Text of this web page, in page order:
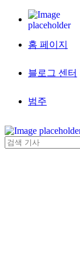
홈 페이지
블로그 센터
범주